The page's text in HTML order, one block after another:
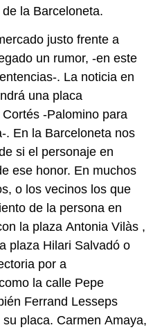
la Barceloneta.
justo frente a
un rumor, -en este
. La noticia en
una placa
-Palomino para
. En la Barceloneta nos
si el personaje en
ese honor. En muchos
o los vecinos los que
de la persona en
la plaza Antonia Vilàs ,
plaza Hilari Salvadó o
por a
la calle Pepe
Ferrand Lesseps
placa. Carmen Amaya,